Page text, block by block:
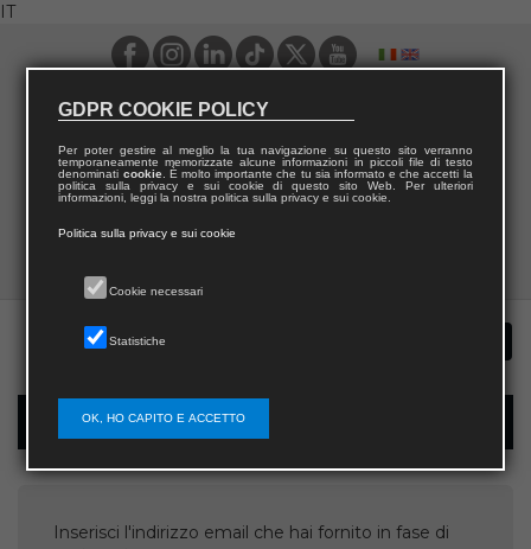
IT
Recupera username
Inserisci l'indirizzo email che hai fornito in fase di
GDPR COOKIE POLICY
Per poter gestire al meglio la tua navigazione su questo sito verranno
temporaneamente memorizzate alcune informazioni in piccoli file di testo
denominati cookie. È molto importante che tu sia informato e che accetti la
politica sulla privacy e sui cookie di questo sito Web. Per ulteriori
informazioni, leggi la nostra politica sulla privacy e sui cookie.
Politica sulla privacy e sui cookie
Cookie necessari
Statistiche
OK, HO CAPITO E ACCETTO